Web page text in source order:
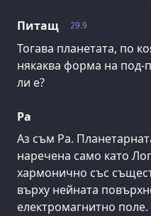
29.9
Питащ
Тогава планетата, по
някаква форма на под-
ли е?
Ра
Аз съм Ра.
наречена само като
хармонично със
върху нейната
електромагнитно поле.